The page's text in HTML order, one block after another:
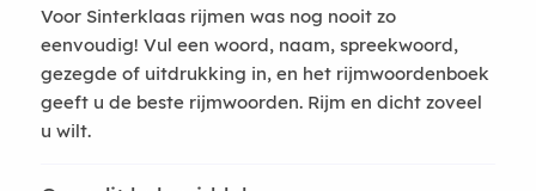
Voor Sinterklaas rijmen was nog nooit zo
eenvoudig! Vul een woord, naam, spreekwoord,
gezegde of uitdrukking in, en het rijmwoordenboek
geeft u de beste rijmwoorden. Rijm en dicht zoveel
u wilt.